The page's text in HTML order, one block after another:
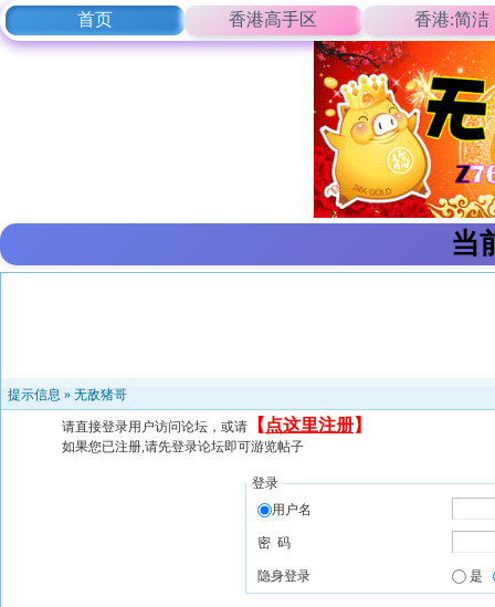
首页 香港高手区 香港:简洁
当
提示信息 » 无敌猪哥
请直接登录用户访问论坛，或请 【 点这里注册】
如果您已注册,请先登录论坛即可游览帖子
登录
用户名
密 码
隐身登录 是